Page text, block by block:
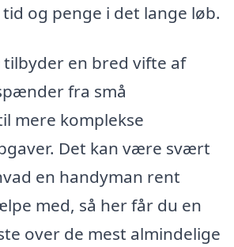
og penge i det lange løb.
tilbyder en bred vifte af
fra små
mere komplekse
Det kan være svært
en handyman rent
med, så her får du en
over de mest almindelige